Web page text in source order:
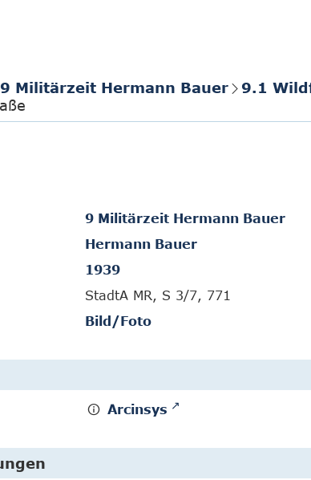
9 Militärzeit Hermann Bauer 9.1
9 Militärzeit Hermann Bauer
Hermann Bauer
1939
StadtA MR, S 3/7, 771
Bild/Foto
Arcinsys